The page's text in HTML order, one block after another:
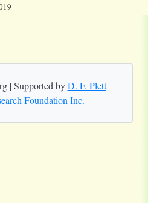
| Supported byD. F. Plett
Foundation Inc.